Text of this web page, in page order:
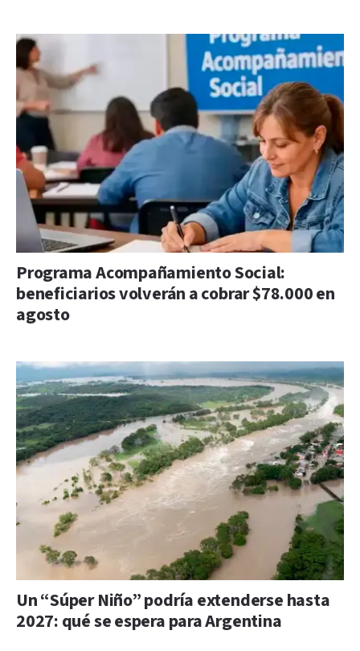
Programa Acompañamiento Social:
beneficiarios volverán a cobrar $78.000 en
agosto
Un “Súper Niño” podría extenderse hasta
2027: qué se espera para Argentina